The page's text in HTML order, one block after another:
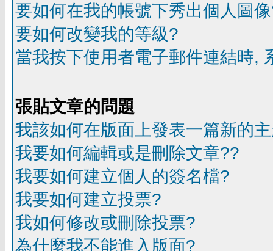
要如何在我的帳號下秀出個人圖
要如何改變我的等級?
當我按下使用者電子郵件連結時,
張貼文章的問題
我該如何在版面上發表一篇新的
我要如何編輯或是刪除文章??
我要如何建立個人的簽名檔?
我要如何建立投票?
我如何修改或刪除投票?
為什麼我不能進入版面?